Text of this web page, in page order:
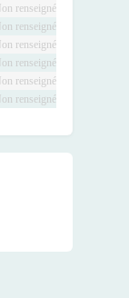
renseigné
renseigné
renseigné
renseigné
renseigné
renseigné